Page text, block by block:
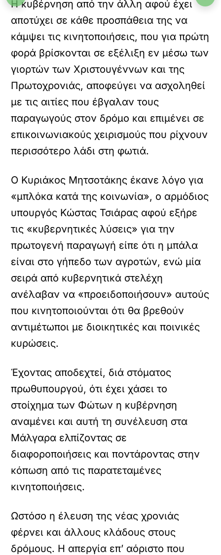
Η κυβέρνηση από την άλλη αφού έχει
αποτύχει σε κάθε προσπάθεια της να
κάμψει τις κινητοποιήσεις, που για πρώτη
φορά βρίσκονται σε εξέλιξη εν μέσω των
γιορτών των Χριστουγέννων και της
Πρωτοχρονιάς, αποφεύγει να ασχοληθεί
με τις αιτίες που έβγαλαν τους
παραγωγούς στον δρόμο και επιμένει σε
επικοινωνιακούς χειρισμούς που ρίχνουν
περισσότερο λάδι στη φωτιά.
Ο Κυριάκος Μητσοτάκης έκανε λόγο για
«μπλόκα κατά της κοινωνία», ο αρμόδιος
υπουργός Κώστας Τσιάρας αφού εξήρε
τις «κυβερνητικές λύσεις» για την
πρωτογενή παραγωγή είπε ότι η μπάλα
είναι στο γήπεδο των αγροτών, ενώ μία
σειρά από κυβερνητικά στελέχη
ανέλαβαν να «προειδοποιήσουν» αυτούς
που κινητοποιούνται ότι θα βρεθούν
αντιμέτωποι με διοικητικές και ποινικές
κυρώσεις.
Έχοντας αποδεχτεί, διά στόματος
πρωθυπουργού, ότι έχει χάσει το
στοίχημα των Φώτων η κυβέρνηση
αναμένει και αυτή τη συνέλευση στα
Μάλγαρα ελπίζοντας σε
διαφοροποιήσεις και ποντάροντας στην
κόπωση από τις παρατεταμένες
κινητοποιήσεις.
Ωστόσο η έλευση της νέας χρονιάς
φέρνει και άλλους κλάδους στους
δρόμους. Η απεργία επ’ αόριστο που